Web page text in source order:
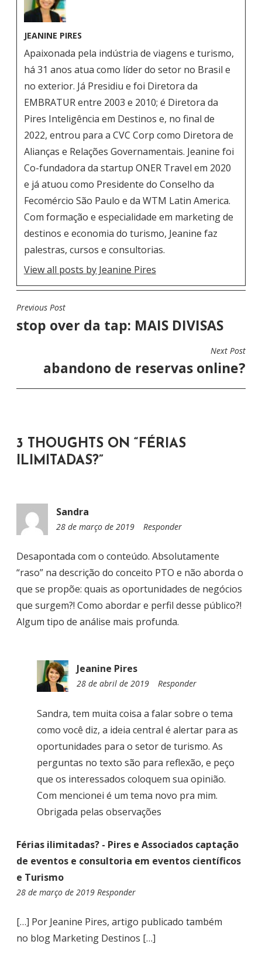
JEANINE PIRES
Apaixonada pela indústria de viagens e turismo,
há 31 anos atua como líder do setor no Brasil e
no exterior. Já Presidiu e foi Diretora da
EMBRATUR entre 2003 e 2010; é Diretora da
Pires Inteligência em Destinos e, no final de
2022, entrou para a CVC Corp como Diretora de
Alianças e Relações Governamentais. Jeanine foi
Co-fundadora da startup ONER Travel em 2020
e já atuou como Presidente do Conselho da
Fecomércio São Paulo e da WTM Latin America.
Com formação e especialidade em marketing de
destinos e economia do turismo, Jeanine faz
palestras, cursos e consultorias.
View all posts by Jeanine Pires
N
A
O
D
O
S
Previous Post
stop over da tap: MAIS DIVISAS
Next Post
abandono de reservas online?
3 THOUGHTS ON “ FÉRIAS
ILIMITADAS?”
Sandra
28 de março de 2019
0
:
4
Responder
Desapontada com o conteúdo. Absolutamente
“raso” na descrição do conceito PTO e não aborda o
que se propõe: quais as oportunidades de negócios
que surgem?! Como abordar e perfil desse público?!
Algum tipo de análise mais profunda.
Jeanine Pires
28 de abril de 2019
2
:
5
Responder
Sandra, tem muita coisa a falar sobre o tema
como você diz, a ideia central é alertar para as
oportunidades para o setor de turismo. As
perguntas no texto são para reflexão, e peço
que os interessados coloquem sua opinião.
Com mencionei é um tema novo pra mim.
Obrigada pelas observações
Férias ilimitadas? - Pires e Associados captação
de eventos e consultoria em eventos científicos
e Turismo
28 de março de 2019 1
:
5
Responder
[…] Por Jeanine Pires, artigo publicado também
no blog Marketing Destinos […]